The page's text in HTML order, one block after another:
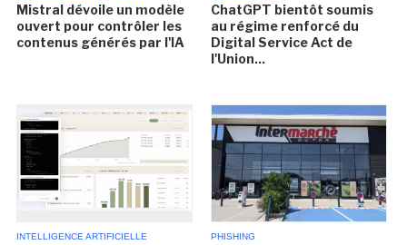
Mistral dévoile un modèle
ouvert pour contrôler les
contenus générés par l'IA
ChatGPT bientôt soumis
au régime renforcé du
Digital Service Act de
l'Union...
INTELLIGENCE ARTIFICIELLE PHISHING